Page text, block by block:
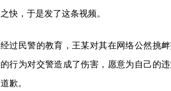
之快，于是发了这条视频。
经过民警的教育，王某对其在网络公然挑
的行为对交警造成了伤害，愿意为自己的
道歉。